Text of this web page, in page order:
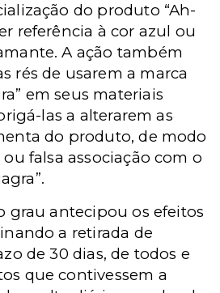
do produto “Ah-
referência à cor azul ou
A ação também
rés de usarem a marca
em seus materiais
las a alterarem as
do produto, de modo
falsa associação com o
grau antecipou os efeitos
a retirada de
de 30 dias, de todos e
que contivessem a